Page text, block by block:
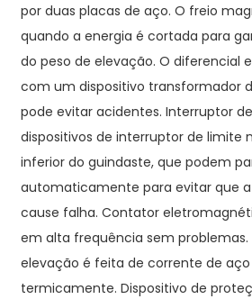
por duas placas de aço. O freio
quando a energia é cortada para
do peso de elevação. O diferencial
com um dispositivo transformador
pode evitar acidentes. Interruptor
dispositivos de interruptor de limite
inferior do guindaste, que podem
automaticamente para evitar que
cause falha. Contator
em alta frequência sem problemas.
elevação é feita de corrente de
termicamente. Dispositivo de